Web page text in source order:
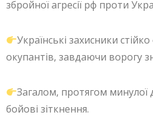
збройної агресії рф проти
Українські захисники
окупантів, завдаючи ворогу
Загалом, протягом минулої
бойові зіткнення.